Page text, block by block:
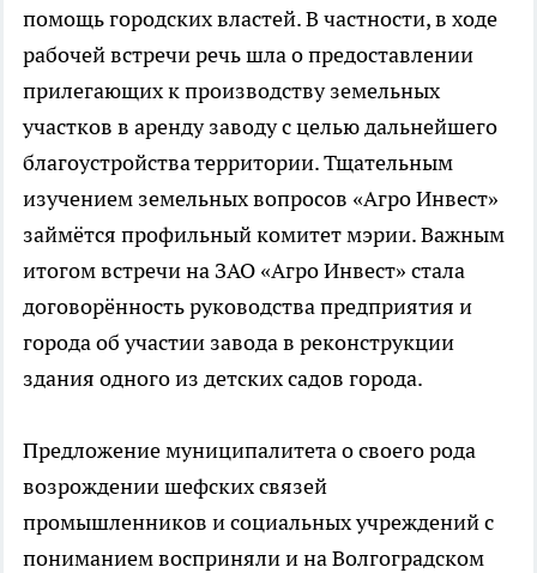
помощь городских властей. В частности, в ходе
рабочей встречи речь шла о предоставлении
прилегающих к производству земельных
участков в аренду заводу с целью дальнейшего
благоустройства территории. Тщательным
изучением земельных вопросов «Агро Инвест»
займётся профильный комитет мэрии. Важным
итогом встречи на ЗАО «Агро Инвест» стала
договорённость руководства предприятия и
города об участии завода в реконструкции
здания одного из детских садов города.
Предложение муниципалитета о своего рода
возрождении шефских связей
промышленников и социальных учреждений с
пониманием восприняли и на Волгоградском